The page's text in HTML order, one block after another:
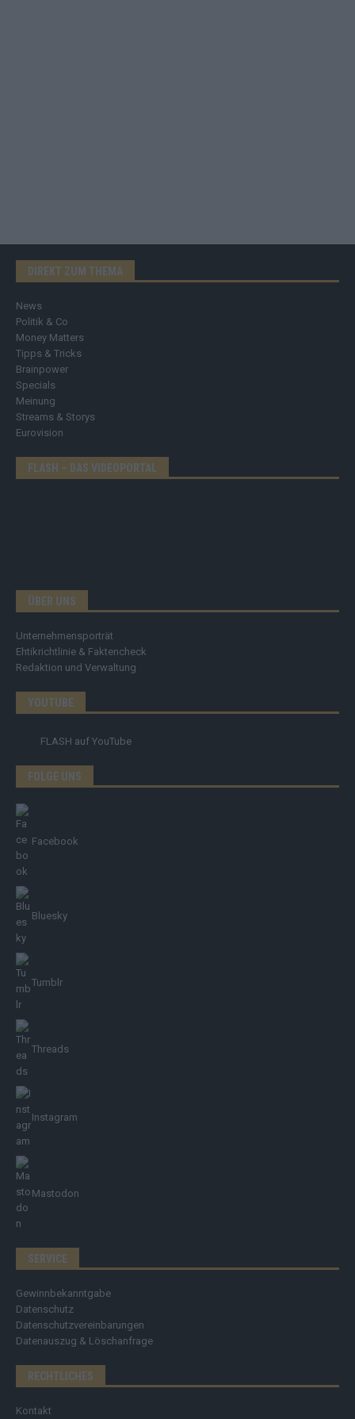
DIREKT ZUM THEMA
News
Politik & Co
Money Matters
Tipps & Tricks
Brainpower
Specials
Meinung
Streams & Storys
Eurovision
FLASH – DAS VIDEOPORTAL
ÜBER UNS
Unternehmensporträt
Ehtikrichtlinie & Faktencheck
Redaktion und Verwaltung
YOUTUBE
FLASH auf YouTube
FOLGE UNS
Facebook
Bluesky
Tumblr
Threads
Instagram
Mastodon
SERVICE
Gewinnbekanntgabe
Datenschutz
Datenschutzvereinbarungen
Datenauszug & Löschanfrage
RECHTLICHES
Kontakt